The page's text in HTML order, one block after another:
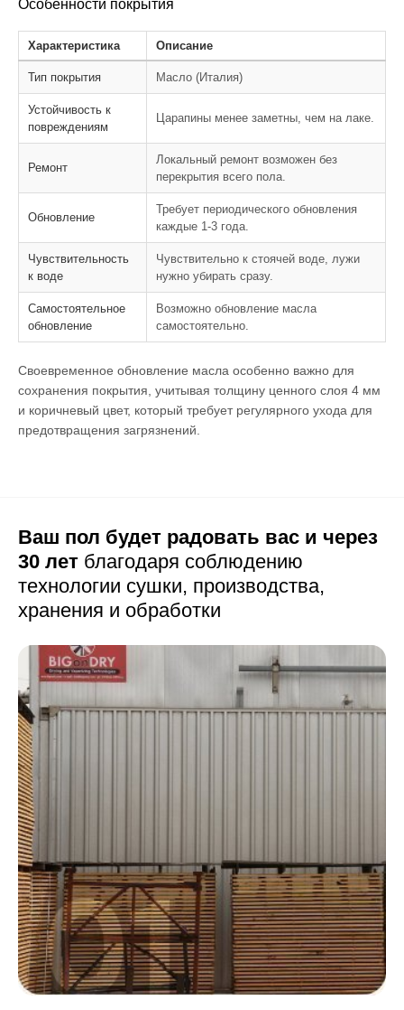
Особенности покрытия
Характеристика Описание
Тип покрытия Масло (Италия)
Устойчивость к
повреждениям
Царапины менее заметны, чем на лаке.
Ремонт
Локальный ремонт возможен без
перекрытия всего пола.
Обновление
Требует периодического обновления
каждые 1-3 года.
Чувствительность
к воде
Чувствительно к стоячей воде, лужи
нужно убирать сразу.
Самостоятельное
обновление
Возможно обновление масла
самостоятельно.
Своевременное обновление масла особенно важно для
сохранения покрытия, учитывая толщину ценного слоя 4 мм
и коричневый цвет, который требует регулярного ухода для
предотвращения загрязнений.
Ваш пол будет радовать вас и через
30 лет благодаря соблюдению
технологии сушки, производства,
хранения и обработки